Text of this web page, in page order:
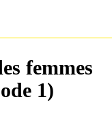
femmes
1)